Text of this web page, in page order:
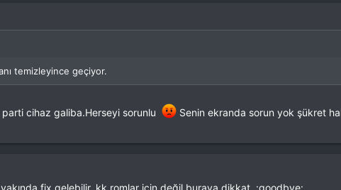
temizleyince geçiyor.
parti cihaz galiba.Herseyi sorunlu Senin ekranda sorun yok şükret